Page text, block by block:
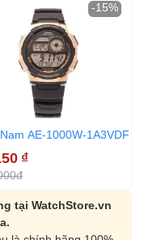
AE-1000W-1A3VDF
₫
-15%
tại WatchStore.vn